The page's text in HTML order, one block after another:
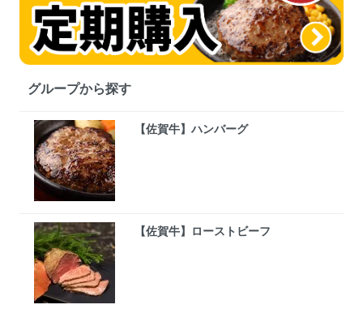
グループから探す
【佐賀牛】ハンバーグ
【佐賀牛】ローストビーフ